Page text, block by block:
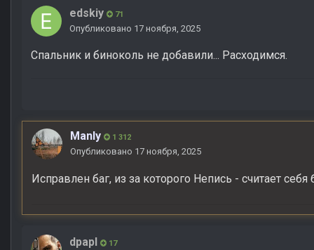
edskiy 71
Опубликовано 17 ноября, 2025
Спальник и биноколь не добавили... Расходимся.
Manly 1 312
Опубликовано 17 ноября, 2025
Исправлен баг, из за которого Непись - считает
dpapI 17